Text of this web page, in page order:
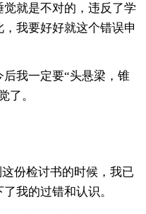
就是不对的，违反了学
我要好好就这个错误申
我一定要“头悬梁，锥
了。
份检讨书的时候，我已
我的过错和认识。